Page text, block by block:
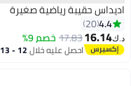
اديداس حقيبة رياضية صغيرة
4.4
20
د.ك‏16.14
17.83خصم 9%
احصل عليه خلال 12 - 13